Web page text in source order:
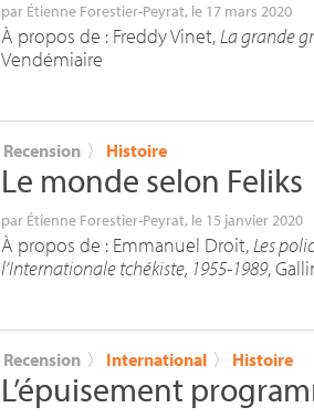
par Étienne Forestier-Peyrat, le 17 mars 2020
À propos de : Freddy Vinet,La grande
Vendémiaire
Recension 〉 Histoire
Le monde selon Feliks
par Étienne Forestier-Peyrat, le 15 janvier 2020
À propos de : Emmanuel Droit,Les
l’Internationale tchékiste, 1955-1989,
Recension 〉 International 〉 Histoire
L’épuisement